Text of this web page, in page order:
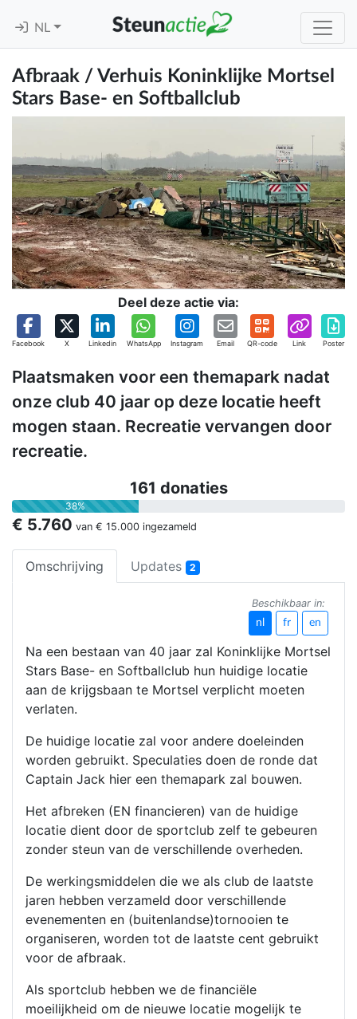
NL
Afbraak / Verhuis Koninklijke Mortsel
Stars Base- en Softballclub
Deel deze actie via:
Facebook X Linkedin WhatsApp Instagram Email QR-code Link Poster
Plaatsmaken voor een themapark nadat
onze club 40 jaar op deze locatie heeft
mogen staan. Recreatie vervangen door
recreatie.
161 donaties
38%
€ 5.760 van € 15.000 ingezameld
Omschrijving Updates 2
Beschikbaar in:
nl fr en
Na een bestaan ​​​​van 40 jaar zal Koninklijke Mortsel
Stars Base- en Softballclub hun huidige locatie
aan de krijgsbaan te Mortsel verplicht moeten
verlaten.
De huidige locatie zal voor andere doeleinden
worden gebruikt. Speculaties doen de ronde dat
Captain Jack hier een themapark zal bouwen.
Het afbreken (EN financieren) van de huidige
locatie dient door de sportclub zelf te gebeuren
zonder steun van de verschillende overheden.
De werkingsmiddelen die we als club de laatste
jaren hebben verzameld door verschillende
evenementen en (buitenlandse)tornooien te
organiseren, worden tot de laatste cent gebruikt
voor de afbraak.
Als sportclub hebben we de financiële
moeilijkheid om de nieuwe locatie mogelijk te